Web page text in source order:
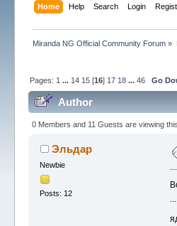
Home Help Search Login
Miranda NG Official Community Forum »
Pages: 1 ... 14 15 [16] 17 18 ...46 Go
Author
0 Members and 11 Guests are viewing
Эльдар
Newbie
Posts: 12